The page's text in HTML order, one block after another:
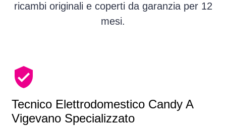
ricambi originali e coperti da garanzia per 12
mesi.
Tecnico Elettrodomestico Candy A
Vigevano Specializzato